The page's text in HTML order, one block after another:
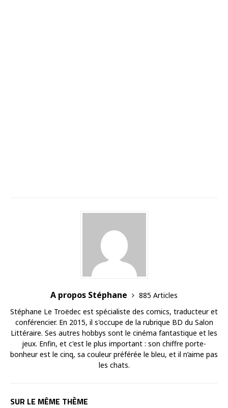
A propos Stéphane
885 Articles
Stéphane Le Troëdec est spécialiste des comics, traducteur et
conférencier. En 2015, il s'occupe de la rubrique BD du Salon
Littéraire. Ses autres hobbys sont le cinéma fantastique et les
jeux. Enfin, et c'est le plus important : son chiffre porte-
bonheur est le cinq, sa couleur préférée le bleu, et il n’aime pas
les chats.
SUR LE MÊME THÈME